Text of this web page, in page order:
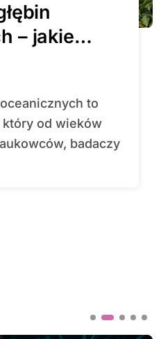
– jakie
morskie
od wieków
badaczy